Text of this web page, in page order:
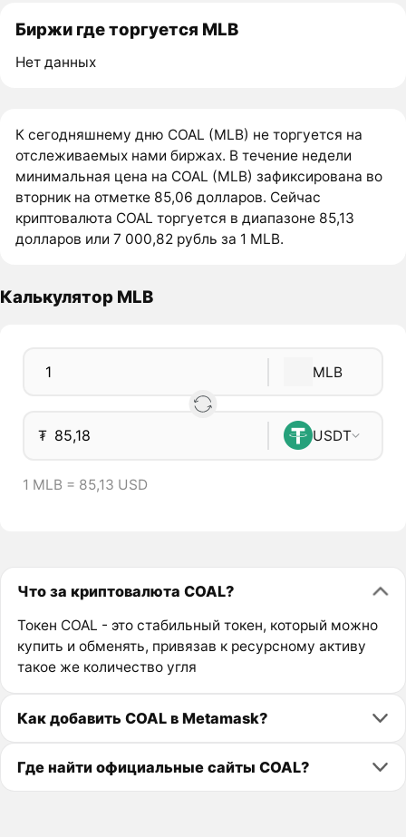
Биржи где торгуется MLB
Нет данных
К сегодняшнему дню COAL (MLB) не торгуется на
отслеживаемых нами биржах. В течение недели
минимальная цена на COAL (MLB) зафиксирована во
вторник на отметке 85,06 долларов. Сейчас
криптовалюта COAL торгуется в диапазоне 85,13
долларов или 7 000,82 рубль за 1 MLB.
Калькулятор MLB
MLB
₮ USDT
1 MLB = 85,13 USD
Что за криптовалюта COAL?
Токен COAL - это стабильный токен, который можно
купить и обменять, привязав к ресурсному активу
такое же количество угля
Как добавить COAL в Metamask?
Где найти официальные сайты COAL?